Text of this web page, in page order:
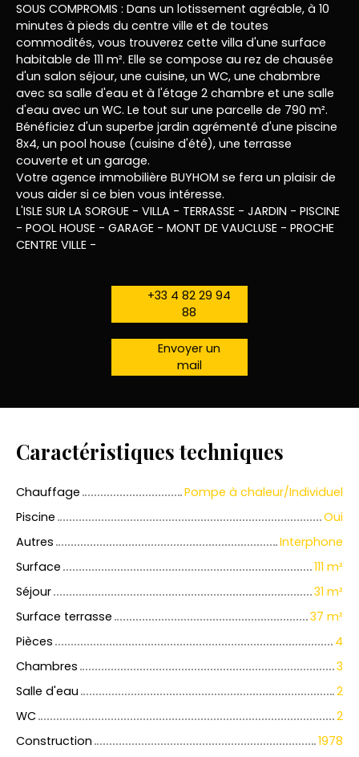
SOUS COMPROMIS : Dans un lotissement agréable, à 10
minutes à pieds du centre ville et de toutes
commodités, vous trouverez cette villa d'une surface
habitable de 111 m². Elle se compose au rez de chausée
d'un salon séjour, une cuisine, un WC, une chabmbre
avec sa salle d'eau et à l'étage 2 chambre et une salle
d'eau avec un WC. Le tout sur une parcelle de 790 m².
Bénéficiez d'un superbe jardin agrémenté d'une piscine
8x4, un pool house (cuisine d'été), une terrasse
couverte et un garage.
Votre agence immobilière BUYHOM se fera un plaisir de
vous aider si ce bien vous intéresse.
L'ISLE SUR LA SORGUE - VILLA - TERRASSE - JARDIN - PISCINE
- POOL HOUSE - GARAGE - MONT DE VAUCLUSE - PROCHE
CENTRE VILLE -
+33 4 82 29 94
88
Envoyer un
mail
Caractéristiques techniques
Chauffage
Pompe à chaleur/Individuel
Piscine
Oui
Autres
Interphone
Surface
111 m²
Séjour
31 m²
Surface terrasse
37 m²
Pièces
4
Chambres
3
Salle d'eau
2
WC
2
Construction
1978